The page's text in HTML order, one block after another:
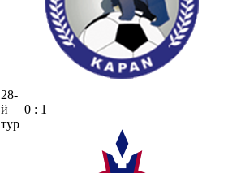
28-
й
тур
0 : 1